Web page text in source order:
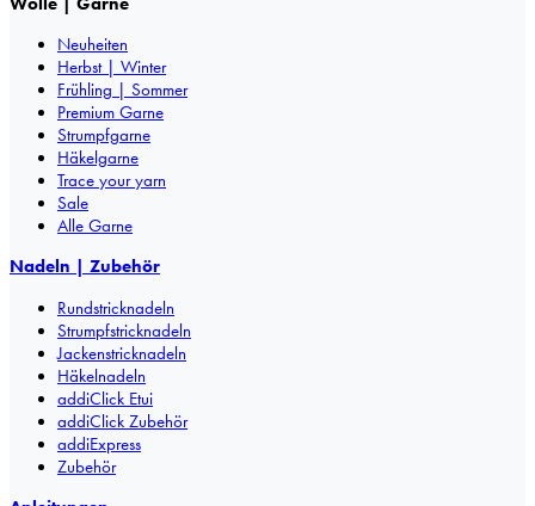
Neuheiten
Herbst | Winter
Frühling | Sommer
Premium Garne
Strumpfgarne
Häkelgarne
Trace your yarn
Sale
Alle Garne
Nadeln | Zubehör
Rundstricknadeln
Strumpfstricknadeln
Jackenstricknadeln
Häkelnadeln
addiClick Etui
addiClick Zubehör
addiExpress
Zubehör